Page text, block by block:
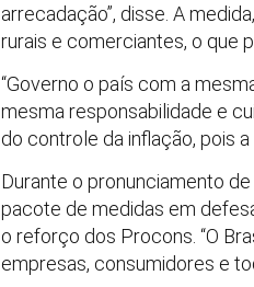
arrecadação”, disse. A
rurais e comerciantes, o que
“Governo o país com a
mesma responsabilidade e
do controle da inflação, pois
Durante o pronunciamento
pacote de medidas em
o reforço dos Procons. “O
empresas, consumidores e